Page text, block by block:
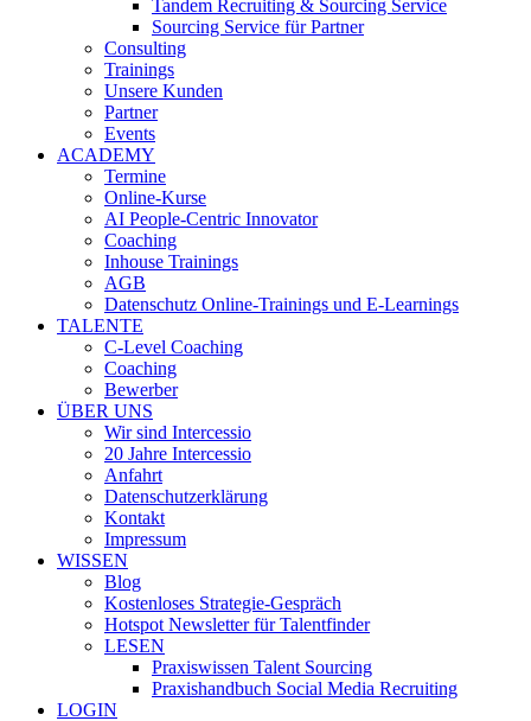
Tandem Recruiting & Sourcing Service
Sourcing Service für Partner
Consulting
Trainings
Unsere Kunden
Partner
Events
ACADEMY
Termine
Online-Kurse
AI People-Centric Innovator
Coaching
Inhouse Trainings
AGB
Datenschutz Online-Trainings und E-Learnings
TALENTE
C-Level Coaching
Coaching
Bewerber
ÜBER UNS
Wir sind Intercessio
20 Jahre Intercessio
Anfahrt
Datenschutzerklärung
Kontakt
Impressum
WISSEN
Blog
Kostenloses Strategie-Gespräch
Hotspot Newsletter für Talentfinder
LESEN
Praxiswissen Talent Sourcing
Praxishandbuch Social Media Recruiting
LOGIN